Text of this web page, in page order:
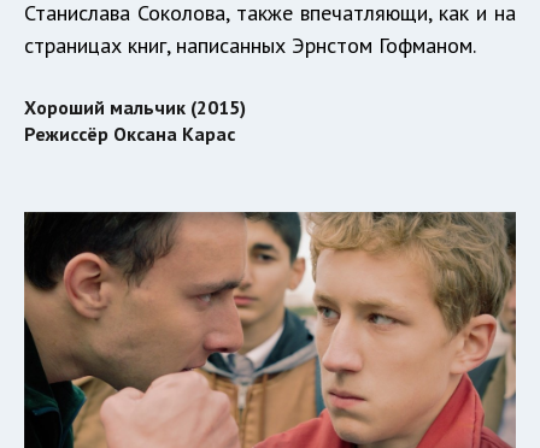
Станислава Соколова, также впечатляющи, как и на
страницах книг, написанных Эрнстом Гофманом.
Хороший мальчик (2015)
Режиссёр Оксана Карас